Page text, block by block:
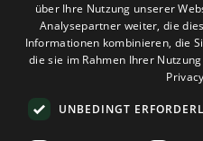
DOMAINS & E-MAIL
TOOLS & SICHERHEIT
UNTERNEHMEN
über Ihre Nutzung unserer
Analysepartner weiter, die
Informationen kombinieren, die
die sie im Rahmen Ihrer
UNBEDINGT